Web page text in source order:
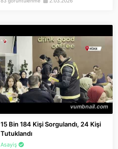
15 Bin 184 Kişi Sorgulandı, 24 Kişi
Tutuklandı
Asayiş